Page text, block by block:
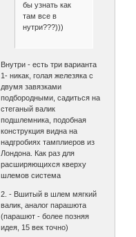
бы узнать как
там все в
нутри???)))
Внутри - есть три варианта
1- никак, голая железяка с
двумя завязками
подбородными, садиться на
стеганый валик
подшлемника, подобная
конструкция видна на
надгробиях тамплиеров из
Лондона. Как раз для
расширяющихся кверху
шлемов система
2. - Вшитый в шлем мягкий
валик, аналог парашюта
(парашют - более позняя
идея, 15 век точно)